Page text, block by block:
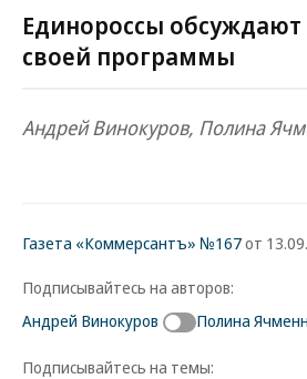
Единороссы обсуждают
своей программы
Андрей Винокуров, Полина
Газета «Коммерсантъ» №167от
Подписывайтесь на авторов:
Андрей Винокуров
Полина
Подписывайтесь на темы: